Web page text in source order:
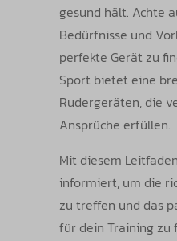
gesund hält. Achte
Bedürfnisse und
perfekte Gerät zu
Sport bietet eine
Rudergeräten, die
Ansprüche erfüllen.
Mit diesem
informiert, um die
zu treffen und das
für dein Training zu